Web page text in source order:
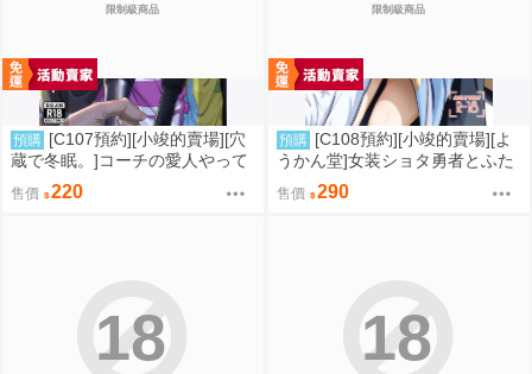
限制級商品
預購 [C107預約][小竣的賣場][穴
蔵で冬眠。]コーチの愛人やって
るって本当ですか 同人誌id=342
5212
售價 220
限制級商品
預購 [C108預約][小竣的賣場][よ
うかん堂]女装ショタ勇者とふた
なり僧侶 同人誌id=3783030
售價 290
18 18